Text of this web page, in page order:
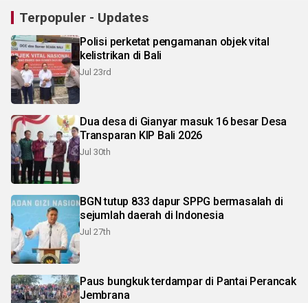
Terpopuler - Updates
Polisi perketat pengamanan objek vital
kelistrikan di Bali
Jul 23rd
Dua desa di Gianyar masuk 16 besar Desa
Transparan KIP Bali 2026
Jul 30th
BGN tutup 833 dapur SPPG bermasalah di
sejumlah daerah di Indonesia
Jul 27th
Paus bungkuk terdampar di Pantai Perancak
Jembrana